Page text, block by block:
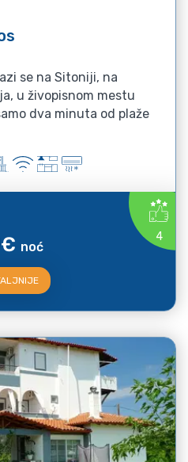
se na Sitoniji, na
u živopisnom mestu
dva minuta od plaže
4
€ noć